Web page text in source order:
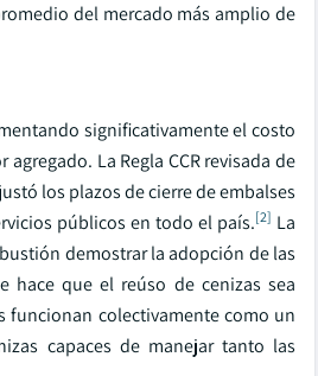
del mercado más amplio de
significativamente el costo
La Regla CCR revisada de
los plazos de cierre de embalses
públicos en todo el país.[2] La
demostrar la adopción de las
hace que el reúso de cenizas sea
funcionan colectivamente como un
capaces de manejar tanto las